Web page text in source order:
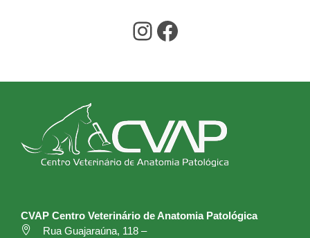
Instagram Facebook
CVAP Centro Veterinário de Anatomia Patológica
Rua Guajaraúna, 118 –